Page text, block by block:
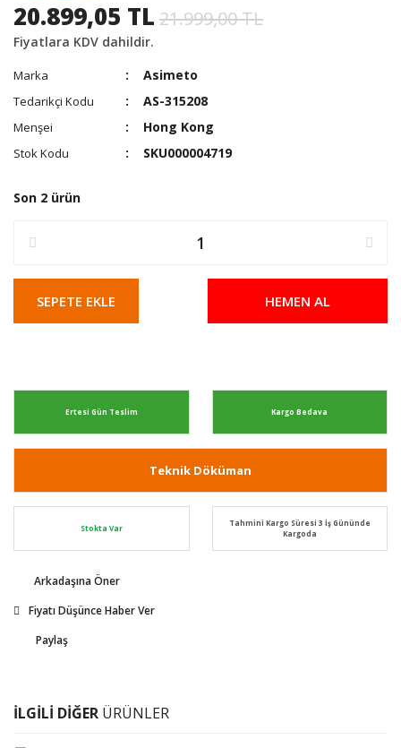
20.899,05 TL 21.999,00 TL
Fiyatlara KDV dahildir.
Marka Asimeto
Tedarikçi Kodu AS-315208
Menşei Hong Kong
Stok Kodu SKU000004719
Son 2 ürün
SEPETE EKLE HEMEN AL
Ertesi Gün Teslim Kargo Bedava
Teknik Döküman
Stokta Var
Tahmini Kargo Süresi 3 İş Gününde
Kargoda
Arkadaşına Öner
Fiyatı Düşünce Haber Ver
Paylaş
İLGİLİ DİĞER ÜRÜNLER